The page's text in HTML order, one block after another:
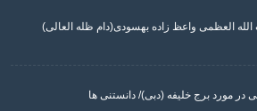
الله العظمی واعظ زاده بهسودی(دام ظله العالی)
در مورد برج خلیفه (دبی)/ دانستنی ها